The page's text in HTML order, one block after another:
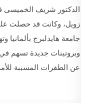
الدكتور شريف الخميسى
زويل، وكانت قد حصلت
جامعة هايدلبرج
وبروتينات جديدة تسهم
عن الطفرات المسببة